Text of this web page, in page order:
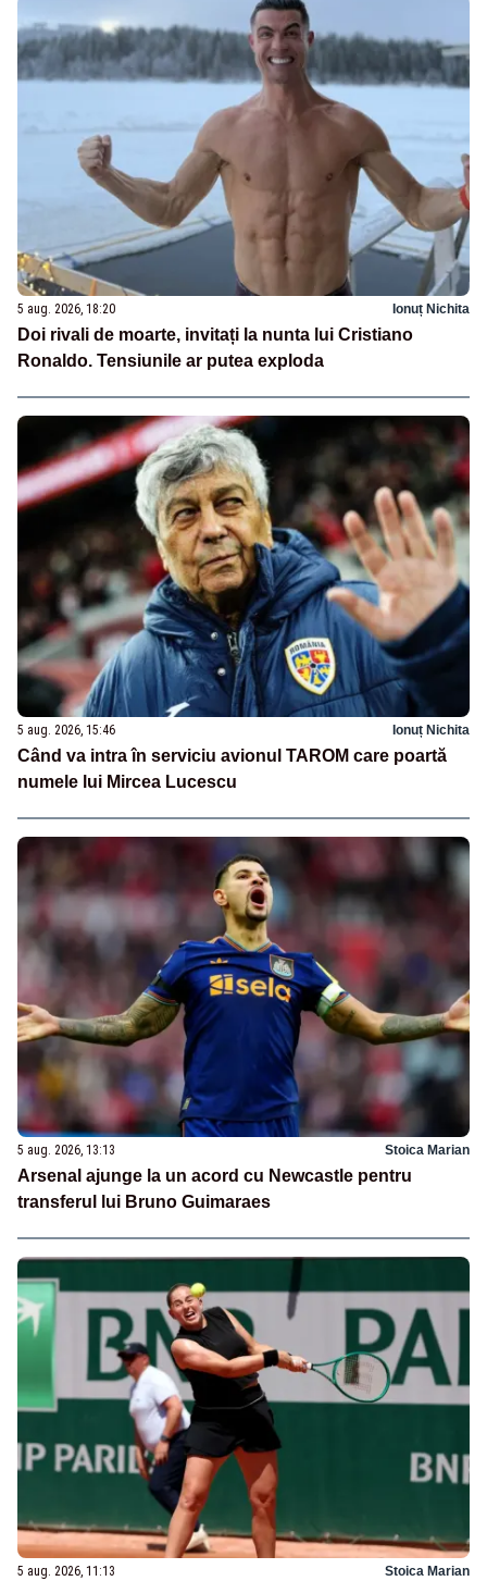
5 aug. 2026, 18:20 Ionuț Nichita
Doi rivali de moarte, invitați la nunta lui Cristiano
Ronaldo. Tensiunile ar putea exploda
5 aug. 2026, 15:46 Ionuț Nichita
Când va intra în serviciu avionul TAROM care poartă
numele lui Mircea Lucescu
5 aug. 2026, 13:13 Stoica Marian
Arsenal ajunge la un acord cu Newcastle pentru
transferul lui Bruno Guimaraes
5 aug. 2026, 11:13 Stoica Marian